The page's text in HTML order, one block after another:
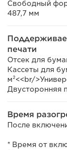
Свободный
487,7 мм
печати
Отсек для
Кассеты для
м²<<br/
Двусторонняя
Время
После
* Время от